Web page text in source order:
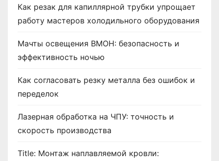
Как резак для капиллярной трубки упрощает
работу мастеров холодильного оборудования
Мачты освещения ВМОН: безопасность и
эффективность ночью
Как согласовать резку металла без ошибок и
переделок
Лазерная обработка на ЧПУ: точность и
скорость производства
Title: Монтаж наплавляемой кровли: